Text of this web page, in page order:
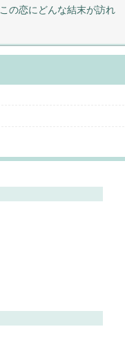
の恋にどんな結末が訪れ